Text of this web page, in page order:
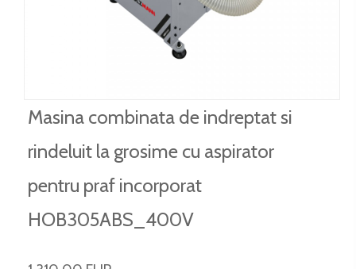
Masina combinata de indreptat si
rindeluit la grosime cu aspirator
pentru praf incorporat
HOB305ABS_400V